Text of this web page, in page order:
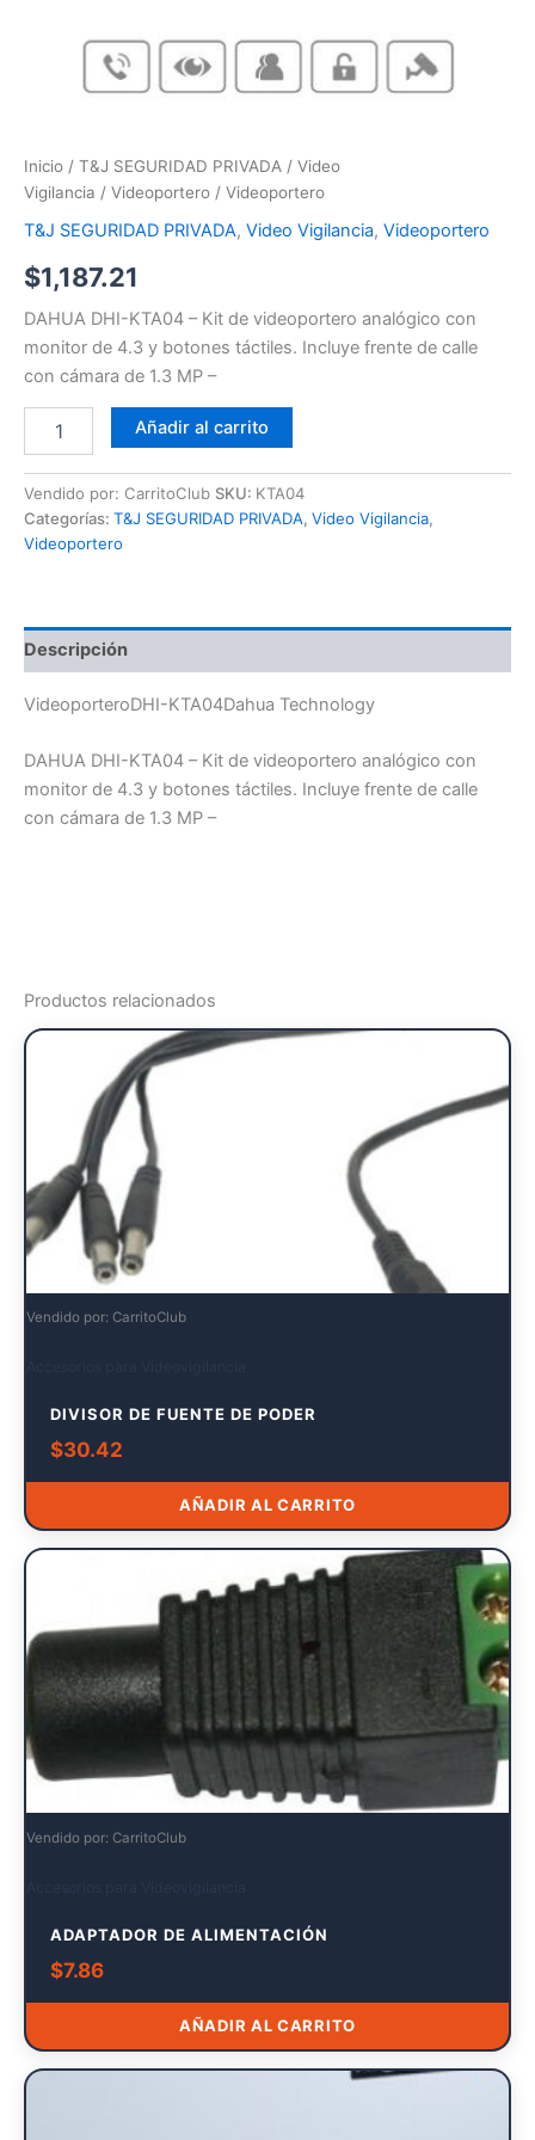
Inicio / T&J SEGURIDAD PRIVADA / Video
Vigilancia / Videoportero / Videoportero
T&J SEGURIDAD PRIVADA, Video Vigilancia, Videoportero
$1,187.21
DAHUA DHI-KTA04 – Kit de videoportero analógico con
monitor de 4.3 y botones táctiles. Incluye frente de calle
con cámara de 1.3 MP –
Añadir al carrito
Vendido por: CarritoClub SKU: KTA04
Categorías: T&J SEGURIDAD PRIVADA, Video Vigilancia,
Videoportero
Descripción
VideoporteroDHI-KTA04Dahua Technology
DAHUA DHI-KTA04 – Kit de videoportero analógico con
monitor de 4.3 y botones táctiles. Incluye frente de calle
con cámara de 1.3 MP –
Productos relacionados
Vendido por: CarritoClub
DIVISOR DE FUENTE DE PODER
$30.42
AÑADIR AL CARRITO
Vendido por: CarritoClub
ADAPTADOR DE ALIMENTACIÓN
$7.86
AÑADIR AL CARRITO